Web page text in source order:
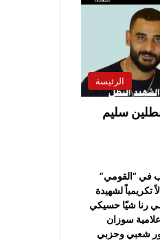
الرئيسة
سليم
في “القومي”
تكريمياً لشهيدة
رنا شيّا حسيكي
سوزان
شعبي وحزبي